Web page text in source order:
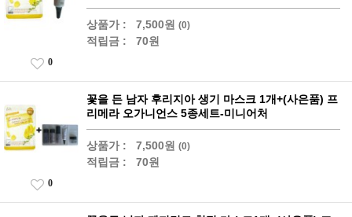
상품가 : 7,500원 (0)
적립금 : 70원
0
꽃을 든 남자 후리지아 생기 마스크 1개+(사은품) 프
리메라 오가니언스 5종세트-미니어처
상품가 : 7,500원 (0)
적립금 : 70원
0